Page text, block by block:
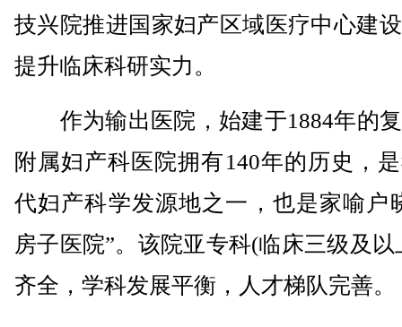
技兴院推进国家妇产区域医疗中心建
提升临床科研实力。
作为输出医院，始建于1884年的
附属妇产科医院拥有140年的历史，
代妇产科学发源地之一，也是家喻户
房子医院”。该院亚专科(临床三级及以
齐全，学科发展平衡，人才梯队完善。